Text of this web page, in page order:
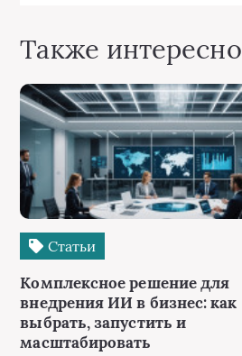
Также интересно
Статьи
Комплексное решение для
внедрения ИИ в бизнес: как
выбрать, запустить и
масштабировать